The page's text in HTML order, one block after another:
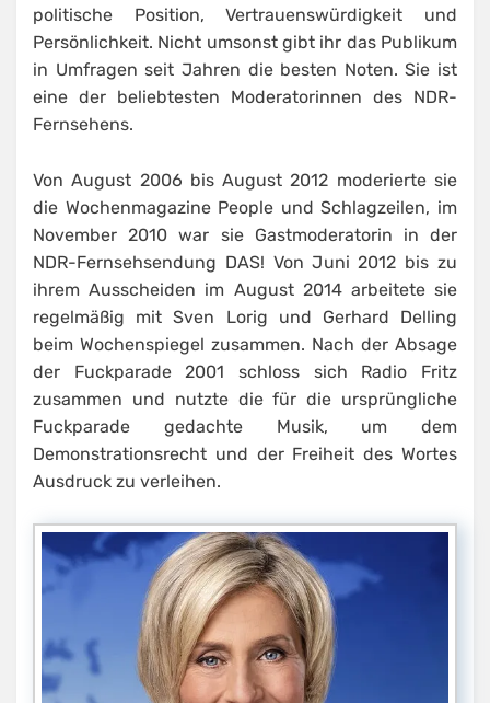
politische Position, Vertrauenswürdigkeit und
Persönlichkeit. Nicht umsonst gibt ihr das Publikum
in Umfragen seit Jahren die besten Noten. Sie ist
eine der beliebtesten Moderatorinnen des NDR-
Fernsehens.
Von August 2006 bis August 2012 moderierte sie
die Wochenmagazine People und Schlagzeilen, im
November 2010 war sie Gastmoderatorin in der
NDR-Fernsehsendung DAS! Von Juni 2012 bis zu
ihrem Ausscheiden im August 2014 arbeitete sie
regelmäßig mit Sven Lorig und Gerhard Delling
beim Wochenspiegel zusammen. Nach der Absage
der Fuckparade 2001 schloss sich Radio Fritz
zusammen und nutzte die für die ursprüngliche
Fuckparade gedachte Musik, um dem
Demonstrationsrecht und der Freiheit des Wortes
Ausdruck zu verleihen.